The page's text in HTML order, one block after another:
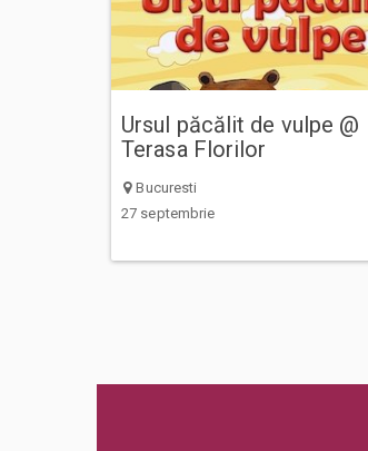
Ursul păcălit de vulpe @
Terasa Florilor
Bucuresti
27 septembrie